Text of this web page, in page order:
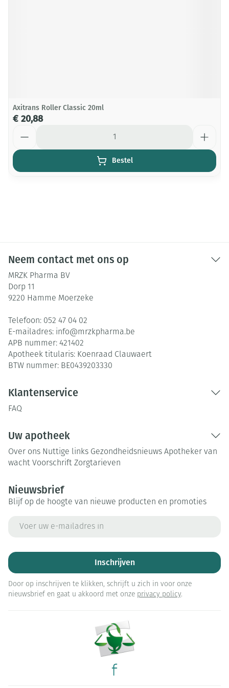
Axitrans Roller Classic 20ml
€ 20,88
Bestel
Neem contact met ons op
MRZK Pharma BV
Dorp 11
9220 Hamme Moerzeke
Telefoon: 052 47 04 02
E-mailadres: info@mrzkpharma.be
APB nummer: 421402
Apotheek titularis: Koenraad Clauwaert
BTW nummer: BE0439203330
Klantenservice
FAQ
Uw apotheek
Over ons Nuttige links Gezondheidsnieuws Apotheker van
wacht Voorschrift Zorgtarieven
Nieuwsbrief
Blijf op de hoogte van nieuwe producten en promoties
Inschrijven
Door op inschrijven te klikken, schrijft u zich in voor onze
nieuwsbrief en gaat u akkoord met onze privacy policy.